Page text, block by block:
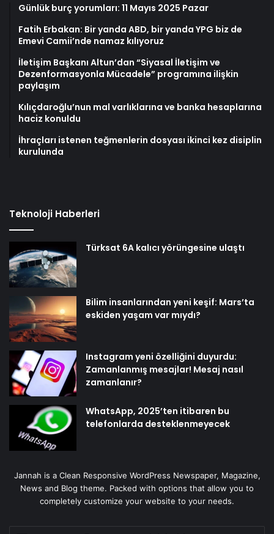
Günlük burç yorumları: 11 Mayıs 2025 Pazar
Fatih Erbakan: Bir yanda ABD, bir yanda YPG biz de
Emevi Camii’nde namaz kılıyoruz
İletişim Başkanı Altun’dan “Siyasal İletişim ve
Dezenformasyonla Mücadele” programına ilişkin
paylaşım
Kılıçdaroğlu’nun mal varlıklarına ve banka hesaplarına
haciz konuldu
İhraçları istenen teğmenlerin dosyası ikinci kez disiplin
kurulunda
Teknoloji Haberleri
Türksat 6A kalıcı yörüngesine ulaştı
Bilim insanlarından yeni keşif: Mars’ta
eskiden yaşam var mıydı?
Instagram yeni özelliğini duyurdu:
Zamanlanmış mesajlar! Mesaj nasıl
zamanlanır?
WhatsApp, 2025’ten itibaren bu
telefonlarda desteklenmeyecek
Jannah is a Clean Responsive WordPress Newspaper, Magazine,
News and Blog theme. Packed with options that allow you to
completely customize your website to your needs.